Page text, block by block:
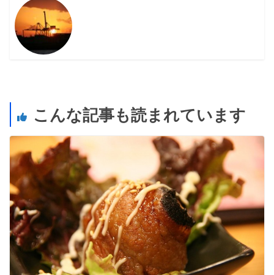
こんな記事も読まれています